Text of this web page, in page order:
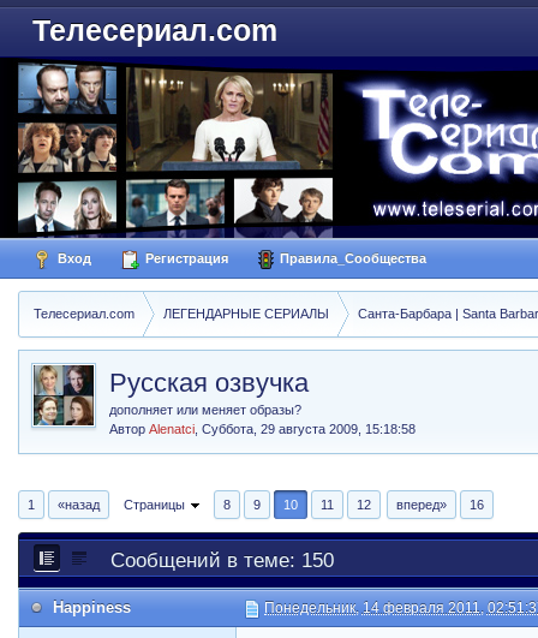
Телесериал.com
Вход Регистрация Правила_Сообщества
Телесериал.com ЛЕГЕНДАРНЫЕ СЕРИАЛЫ Санта-Барбара | Santa
Русская озвучка
дополняет или меняет образы?
АвторAlenatci ,Суббота, 29 августа 2009, 15:18:58
1 «назад Страницы 8 9 10 11 12 вперед» 16
Сообщений в теме: 150
Happiness Понедельник, 14 февраля 2011,